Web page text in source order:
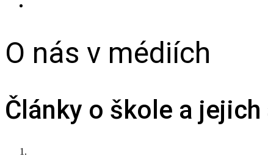
O nás v médiích
Články o škole a